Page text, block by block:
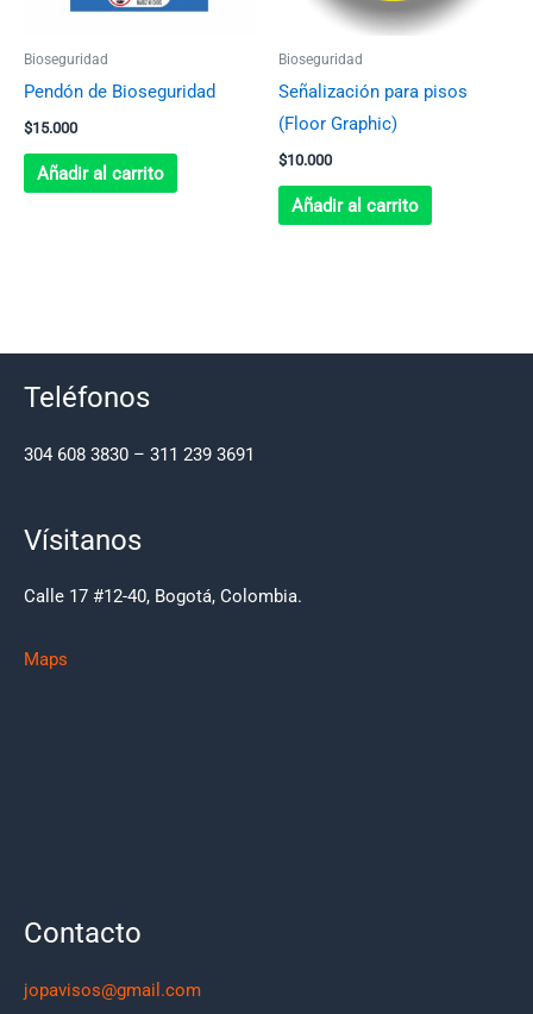
Bioseguridad
Pendón de Bioseguridad
$15.000
Añadir al carrito
Bioseguridad
Señalización para pisos
(Floor Graphic)
$10.000
Añadir al carrito
Teléfonos
304 608 3830 – 311 239 3691
Vísitanos
Calle 17 #12-40, Bogotá, Colombia.
Maps
Contacto
jopavisos@gmail.com